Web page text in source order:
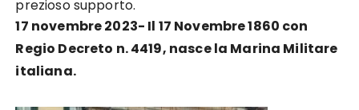
prezioso supporto.
17 novembre 2023- Il 17 Novembre 1860 con
Regio Decreto n. 4419, nasce la Marina Militare
italiana.